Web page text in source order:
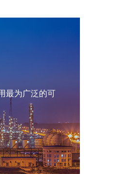
最为广泛的可